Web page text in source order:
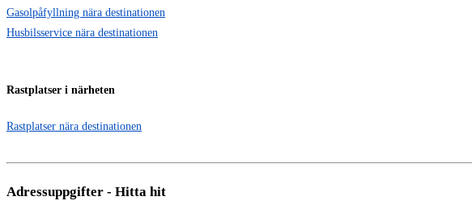
Gasolpåfyllning nära destinationen
Husbilsservice nära destinationen
Rastplatser i närheten
Rastplatser nära destinationen
Adressuppgifter - Hitta hit